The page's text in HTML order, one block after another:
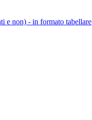
e non) - in formato tabellare